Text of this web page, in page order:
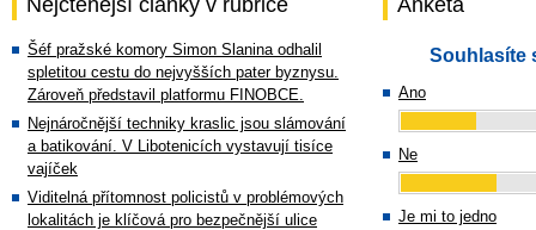
Nejčtenější články v rubrice
Šéf pražské komory Simon Slanina odhalil
spletitou cestu do nejvyšších pater byznysu.
Zároveň představil platformu FINOBCE.
Nejnáročnější techniky kraslic jsou slámování
a batikování. V Libotenicích vystavují tisíce
vajíček
Viditelná přítomnost policistů v problémových
lokalitách je klíčová pro bezpečnější ulice
Anketa
Souhlasíte
Ano
Ne
Je mi to jedno